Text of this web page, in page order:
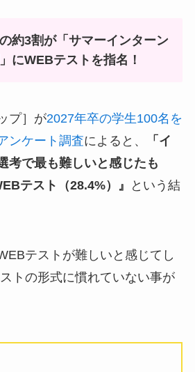
約3割が「サマーインターン
にWEBテストを指名！
プ］が2027年卒の学生100名を
ンケート調査によると、
「イ
考で最も難しいと感じたも
テスト（28.4%）』
という結
テストが難しいと感じてし
トの形式に慣れていない事が